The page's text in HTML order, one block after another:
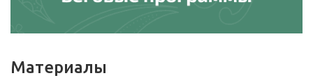
Материалы